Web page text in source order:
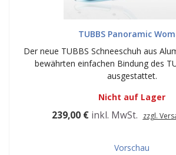
TUBBS Panoramic
Der neue TUBBS Schneeschuh aus
bewährten einfachen Bindung des
ausgestattet.
Nicht auf Lager
239,00 € inkl. MwSt. zzgl.
Vorschau